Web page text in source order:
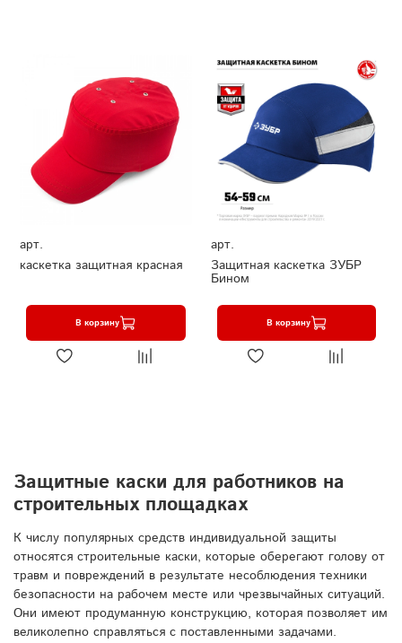
арт.
каскетка защитная красная
В корзину
арт.
Защитная каскетка ЗУБР
Бином
В корзину
Защитные каски для работников на
строительных площадках
К числу популярных средств индивидуальной защиты
относятся строительные каски, которые оберегают голову от
травм и повреждений в результате несоблюдения техники
безопасности на рабочем месте или чрезвычайных ситуаций.
Они имеют продуманную конструкцию, которая позволяет им
великолепно справляться с поставленными задачами.